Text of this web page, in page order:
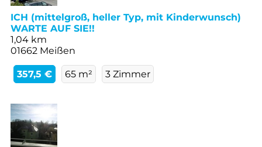
ICH (mittelgroß, heller Typ, mit Kinderwunsch)
WARTE AUF SIE!!
1,04 km
01662 Meißen
357,5 € 65 m² 3 Zimmer